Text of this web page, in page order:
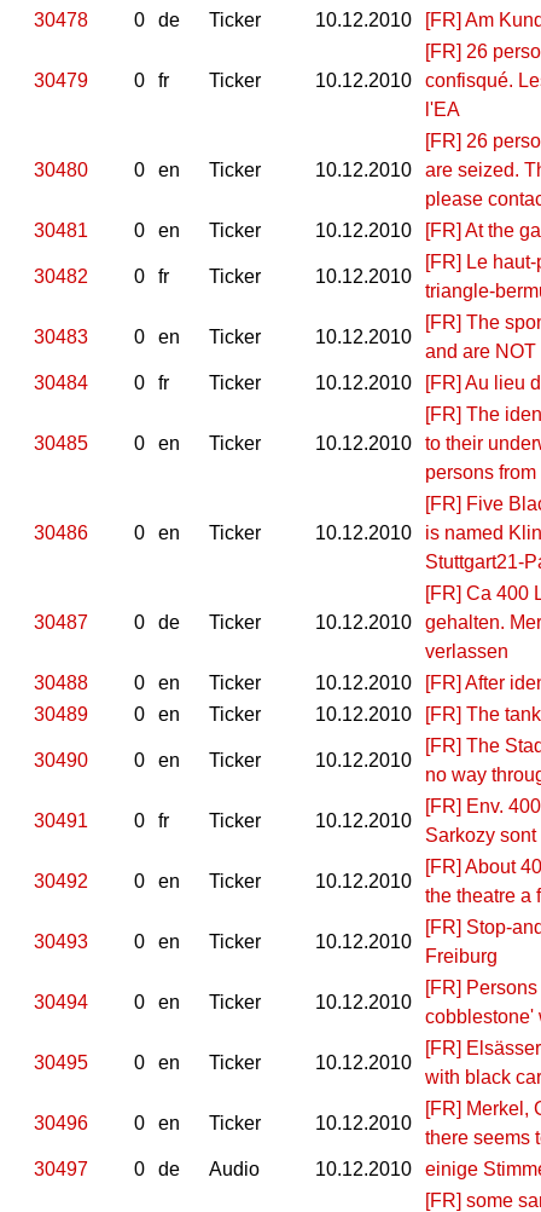
30478
0 de Ticker 10.12.2010 [FR] Am
30479 0 fr Ticker 10.12.2010
[FR] 26
confisqué.
l'EA
30480 0 en Ticker 10.12.2010
[FR] 26
are seized.
please
30481
0 en Ticker 10.12.2010 [FR] At the
30482 0 fr Ticker 10.12.2010
[FR] Le
triangle-
30483 0 en Ticker 10.12.2010
[FR] The
and are
30484
0 fr Ticker 10.12.2010 [FR] Au lieu
30485 0 en Ticker 10.12.2010
[FR] The
to their
persons
30486 0 en Ticker 10.12.2010
[FR] Five
is named
Stuttgart21-
30487 0 de Ticker 10.12.2010
[FR] Ca 400
gehalten.
verlassen
30488
0 en Ticker 10.12.2010
[FR] After
30489
0 en Ticker 10.12.2010 [FR] The
30490 0 en Ticker 10.12.2010
[FR] The
no way
30491 0 fr Ticker 10.12.2010
[FR] Env.
Sarkozy
30492 0 en Ticker 10.12.2010
[FR] About
the theatre a
30493 0 en Ticker 10.12.2010
[FR] Stop-
Freiburg
30494 0 en Ticker 10.12.2010
[FR]
cobblestone'
30495 0 en Ticker 10.12.2010
[FR]
with black
30496 0 en Ticker 10.12.2010
[FR] Merkel,
there seems
30497
0 de Audio 10.12.2010 einige
[FR] some